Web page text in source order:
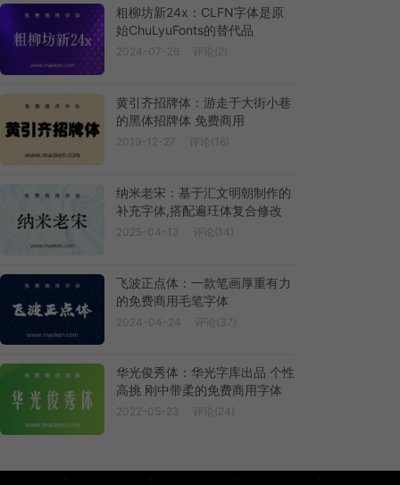
粗柳坊新24x：CLFN字体是原
始ChuLyuFonts的替代品
2024-07-26 评论(2)
黄引齐招牌体：游走于大街小巷
的黑体招牌体 免费商用
2019-12-27 评论(16)
纳米老宋：基于汇文明朝制作的
补充字体,搭配遍玨体复合修改
2025-04-13 评论(14)
飞波正点体：一款笔画厚重有力
的免费商用毛笔字体
2024-04-24 评论(37)
华光俊秀体：华光字库出品 个性
高挑 刚中带柔的免费商用字体
2022-05-23 评论(24)